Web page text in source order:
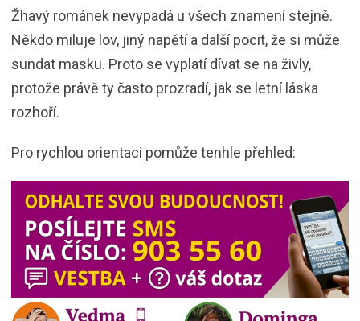
Žhavý románek nevypadá u všech znamení stejně.
Někdo miluje lov, jiný napětí a další pocit, že si může
sundat masku. Proto se vyplatí dívat se na živly,
protože právě ty často prozradí, jak se letní láska
rozhoří.
Pro rychlou orientaci pomůže tenhle přehled: